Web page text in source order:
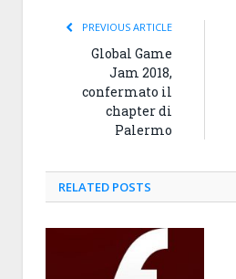
PREVIOUS ARTICLE
Global Game
Jam 2018,
confermato il
chapter di
Palermo
RELATED POSTS